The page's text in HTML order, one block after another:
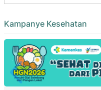
Kampanye Kesehatan